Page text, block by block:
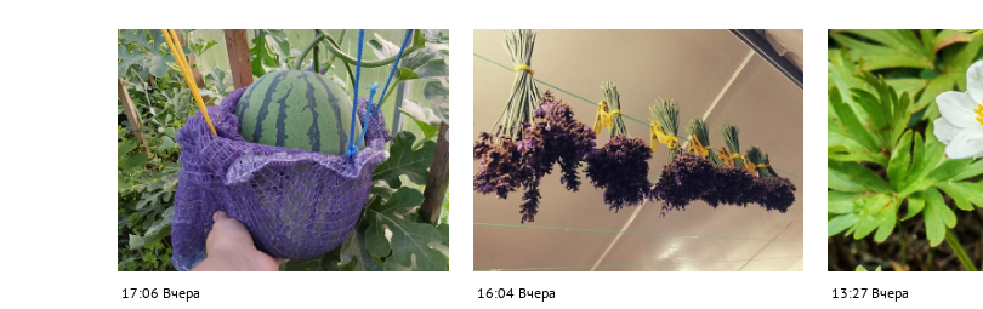
17:06 Вчера 16:04 Вчера 13:27 Вчера